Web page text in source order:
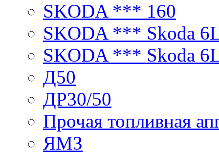
SKODA *** 160
SKODA *** Skoda
SKODA *** Skoda
Д50
ДР30/50
Прочая топливная
ЯМЗ